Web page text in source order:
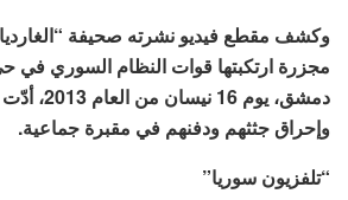
وكشف مقطع فيديو نشرته صحيفة
مجزرة ارتكبتها قوات النظام السوري في
وإحراق جثثهم ودفنهم في مقبرة جماعية.
“تلفزيون سوريا”